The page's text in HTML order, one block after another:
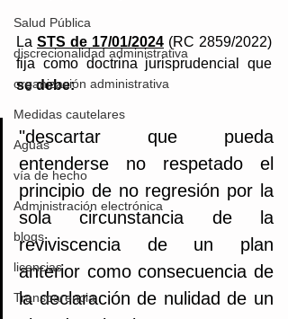
Salud Pública
discrecionalidad administrativa
organización administrativa
Medidas cautelares
Aguas
vía de hecho
Administración electrónica
blogs
licencias
Transparencia
La STS de 17/01/2024 (RC 2859/2022)
se debe:
"descartar que pueda
entenderse no respetado el
principio de no regresión por la
sola circunstancia de la
reviviscencia de un plan
anterior como consecuencia de
la declaración de nulidad de un